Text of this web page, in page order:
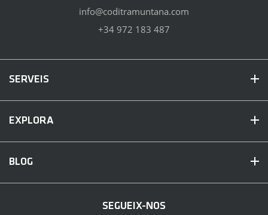
info@coditramuntana.com
+34 972 183 487
SERVEIS
EXPLORA
BLOG
SEGUEIX-NOS